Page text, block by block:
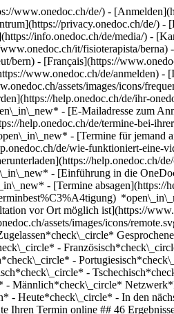
www.onedoc.ch/de/) -
privacy.onedoc.ch/de/
info.onedoc.ch/de/media/) -
it/fisioterapista/
bern) - [Français](https://
www.onedoc.ch/de/anmelden) -
assets/images/icons/
help.onedoc.ch/de/ihr-
- [E-Mailadresse zum
help.onedoc.ch/de/termine-bei-
- [Termine für
de/wie-funktioniert-
help.onedoc.ch/
- [Einführung in die